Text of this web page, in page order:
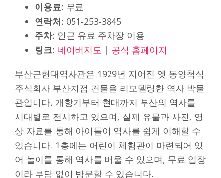
이용료: 무료
연락처: 051-253-3845
주차: 인근 유료 주차장 이용
링크: 네이버지도 | 공식 홈페이지
부산근현대역사관은 1929년 지어진 옛 동양척식
주식회사 부산지점 건물을 리모델링한 역사 박물
관입니다. 개항기부터 현대까지 부산의 역사를
시대별로 전시하고 있으며, 실제 유물과 사진, 영
상 자료를 통해 아이들이 역사를 쉽게 이해할 수
있습니다. 1층에는 어린이 체험관이 마련되어 있
어 놀이를 통해 역사를 배울 수 있으며, 무료 입장
이라 부담 없이 방문할 수 있습니다.